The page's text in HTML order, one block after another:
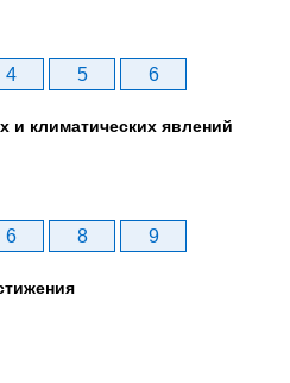
4 5 6
климатических явлений
6 8 9